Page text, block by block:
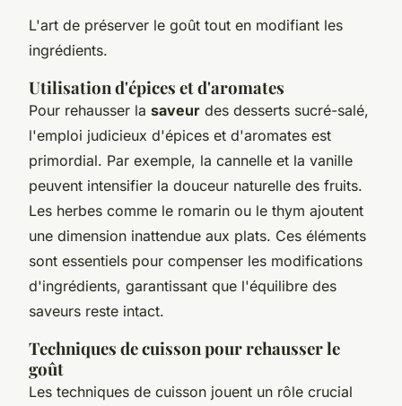
L'art de préserver le goût tout en modifiant les
ingrédients.
Utilisation d'épices et d'aromates
Pour rehausser la saveur des desserts sucré-salé,
l'emploi judicieux d'épices et d'aromates est
primordial. Par exemple, la cannelle et la vanille
peuvent intensifier la douceur naturelle des fruits.
Les herbes comme le romarin ou le thym ajoutent
une dimension inattendue aux plats. Ces éléments
sont essentiels pour compenser les modifications
d'ingrédients, garantissant que l'équilibre des
saveurs reste intact.
Techniques de cuisson pour rehausser le
goût
Les techniques de cuisson jouent un rôle crucial